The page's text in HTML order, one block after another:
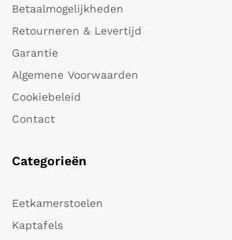
Betaalmogelijkheden
Retourneren & Levertijd
Garantie
Algemene Voorwaarden
Cookiebeleid
Contact
Categorieën
Eetkamerstoelen
Kaptafels